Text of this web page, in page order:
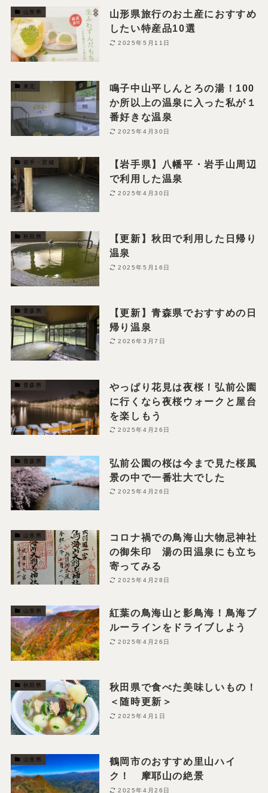
山形県
山形県旅行のお土産におすすめ
したい特産品10選
2025年5月11日
東北
鳴子中山平しんとろの湯！100
か所以上の温泉に入った私が１
番好きな温泉
2025年4月30日
岩手・宮城
【岩手県】八幡平・岩手山周辺
で利用した温泉
2025年4月30日
秋田県
【更新】秋田で利用した日帰り
温泉
2025年5月16日
青森県
【更新】青森県でおすすめの日
帰り温泉
2026年3月7日
青森県
やっぱり花見は夜桜！弘前公園
に行くなら夜桜ウォークと屋台
を楽しもう
2025年4月26日
青森県
弘前公園の桜は今まで見た桜風
景の中で一番壮大でした
2025年4月26日
山形県
コロナ禍での鳥海山大物忌神社
の御朱印 湯の田温泉にも立ち
寄ってみる
2025年4月28日
山形県
紅葉の鳥海山と影鳥海！鳥海ブ
ルーラインをドライブしよう
2025年4月26日
秋田県
秋田県で食べた美味しいもの！
＜随時更新＞
2025年4月1日
山形県
鶴岡市のおすすめ里山ハイ
ク！ 摩耶山の絶景
2025年4月26日